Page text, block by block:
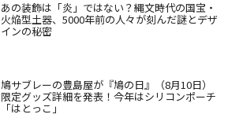
あの装飾は「炎」ではない？縄文時代の国宝・
火焔型土器、5000年前の人々が刻んだ謎とデザ
インの秘密
鳩サブレーの豊島屋が『鳩の日』（8月10日）
限定グッズ詳細を発表！今年はシリコンポーチ
「はとっこ」